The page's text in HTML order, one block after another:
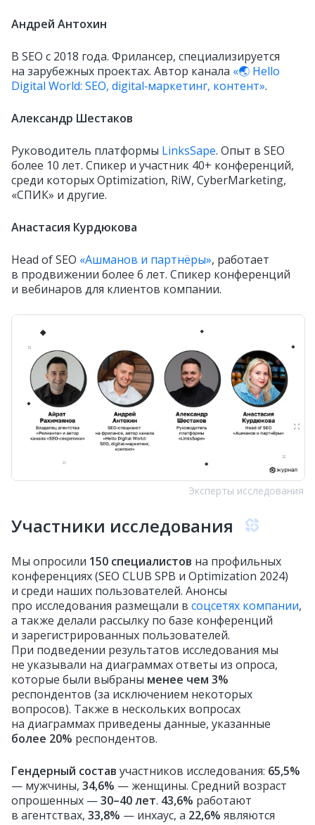
Андрей Антохин
В SEO с 2018 года. Фрилансер, специализируется
на зарубежных проектах. Автор канала «🌏 Hello
Digital World: SEO, digital‑маркетинг, контент».
Александр Шестаков
Руководитель платформы LinksSape. Опыт в SEO
более 10 лет. Спикер и участник 40+ конференций,
среди которых Optimization, RiW, CyberMarketing,
«СПИК» и другие.
Анастасия Курдюкова
Head of SEO «Ашманов и партнёры», работает
в продвижении более 6 лет. Спикер конференций
и вебинаров для клиентов компании.
Эксперты исследования
Участники исследования
Мы опросили 150 специалистов на профильных
конференциях (SEO CLUB SPB и Optimization 2024)
и среди наших пользователей. Анонсы
про исследования размещали в соцсетях компании,
а также делали рассылку по базе конференций
и зарегистрированных пользователей.
При подведении результатов исследования мы
не указывали на диаграммах ответы из опроса,
которые были выбраны менее чем 3%
респондентов (за исключением некоторых
вопросов). Также в нескольких вопросах
на диаграммах приведены данные, указанные
более 20% респондентов.
Гендерный состав участников исследования: 65,5%
— мужчины, 34,6% — женщины. Средний возраст
опрошенных —30–40 лет. 43,6% работают
в агентствах, 33,8% — инхаус, а 22,6% являются